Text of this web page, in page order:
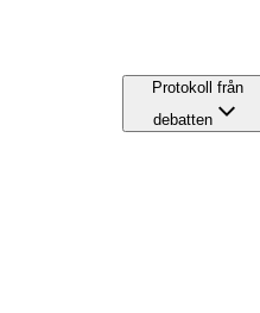
Protokoll från
debatten